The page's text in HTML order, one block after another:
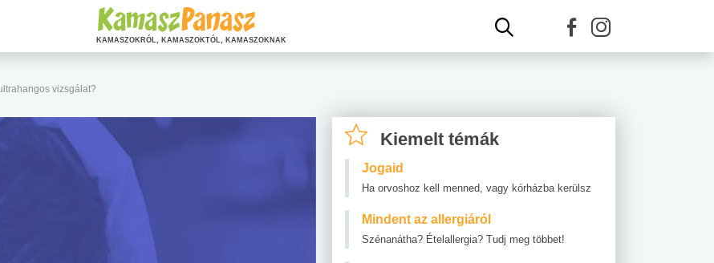
vizsgálat?
Kiemelt témák
Jogaid
Ha orvoshoz kell menned, vagy kórházba kerülsz
Mindent az allergiáról
Szénanátha? Ételallergia? Tudj meg többet!
KAMASZOKRÓL, KAMASZOKTÓL, KAMASZOKNAK